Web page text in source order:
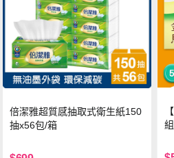
倍潔雅超質感抽取式衛生紙150
抽x56包/箱